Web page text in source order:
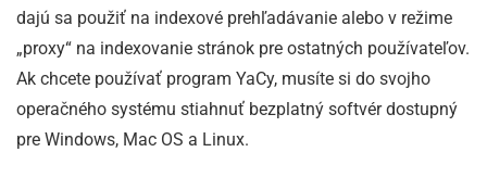
dajú sa použiť na indexové prehľadávanie alebo v režime
„proxy“ na indexovanie stránok pre ostatných používateľov.
Ak chcete používať program YaCy, musíte si do svojho
operačného systému stiahnuť bezplatný softvér dostupný
pre Windows, Mac OS a Linux.